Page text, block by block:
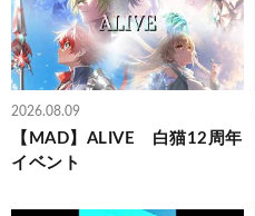
2026.08.09
【MAD】ALIVE 白猫12周年
イベント